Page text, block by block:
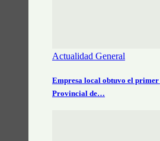
Actualidad General
Empresa local obtuvo el primer
Provincial de…